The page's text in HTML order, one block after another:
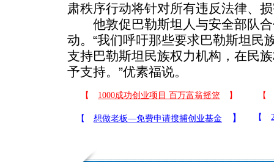
肃秩序行动将针对所有违反法律、
他敦促巴勒斯坦人与安全部队合
动。“我们呼吁那些要求巴勒斯坦民
支持巴勒斯坦民族权力机构，在民
予支持。”优素福说。